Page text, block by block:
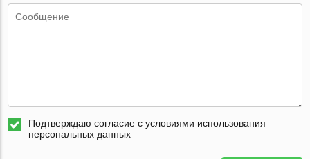
Подтверждаю согласие с условиями использования
персональных данных